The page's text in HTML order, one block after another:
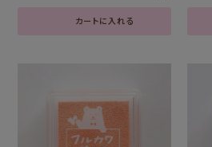
カートに入れる